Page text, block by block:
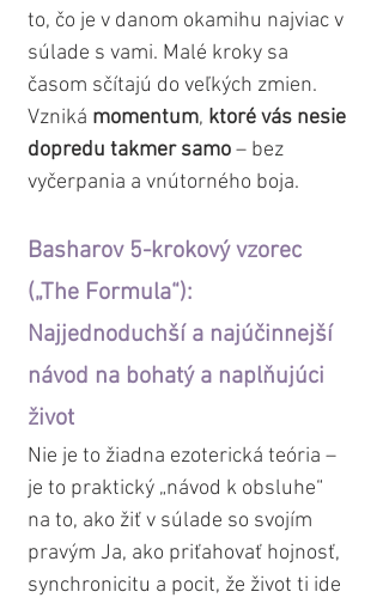
to, čo je v danom okamihu najviac v
súlade s vami. Malé kroky sa
časom sčítajú do veľkých zmien.
Vzniká momentum, ktoré vás nesie
dopredu takmer samo – bez
vyčerpania a vnútorného boja.
Basharov 5-krokový vzorec
(„The Formula“):
Najjednoduchší a najúčinnejší
návod na bohatý a naplňujúci
život
Nie je to žiadna ezoterická teória –
je to praktický „návod k obsluhe“
na to, ako žiť v súlade so svojím
pravým Ja, ako priťahovať hojnosť,
synchronicitu a pocit, že život ti ide